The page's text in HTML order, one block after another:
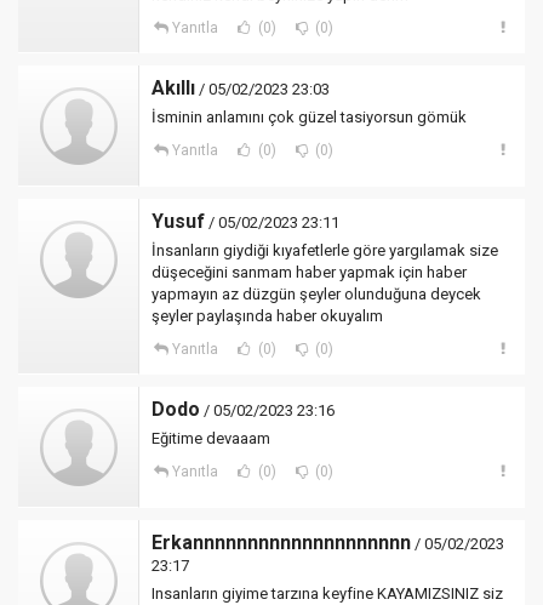
Yanıtla (0) (0)
Akıllı / 05/02/2023 23:03
İsminin anlamını çok güzel tasiyorsun gömük
Yanıtla (0) (0)
Yusuf / 05/02/2023 23:11
İnsanların giydiği kıyafetlerle göre yargılamak size
düşeceğini sanmam haber yapmak için haber
yapmayın az düzgün şeyler olunduğuna deycek
şeyler paylaşında haber okuyalım
Yanıtla (0) (0)
Dodo / 05/02/2023 23:16
Eğitime devaaam
Yanıtla (0) (0)
Erkannnnnnnnnnnnnnnnnnnn / 05/02/2023
23:17
Insanların giyime tarzına keyfine KAYAMIZSINIZ siz